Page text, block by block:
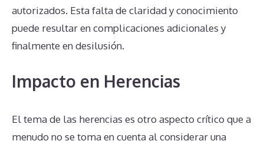
autorizados. Esta falta de claridad y conocimiento
puede resultar en complicaciones adicionales y
finalmente en desilusión.
Impacto en Herencias
El tema de las herencias es otro aspecto crítico que a
menudo no se toma en cuenta al considerar una